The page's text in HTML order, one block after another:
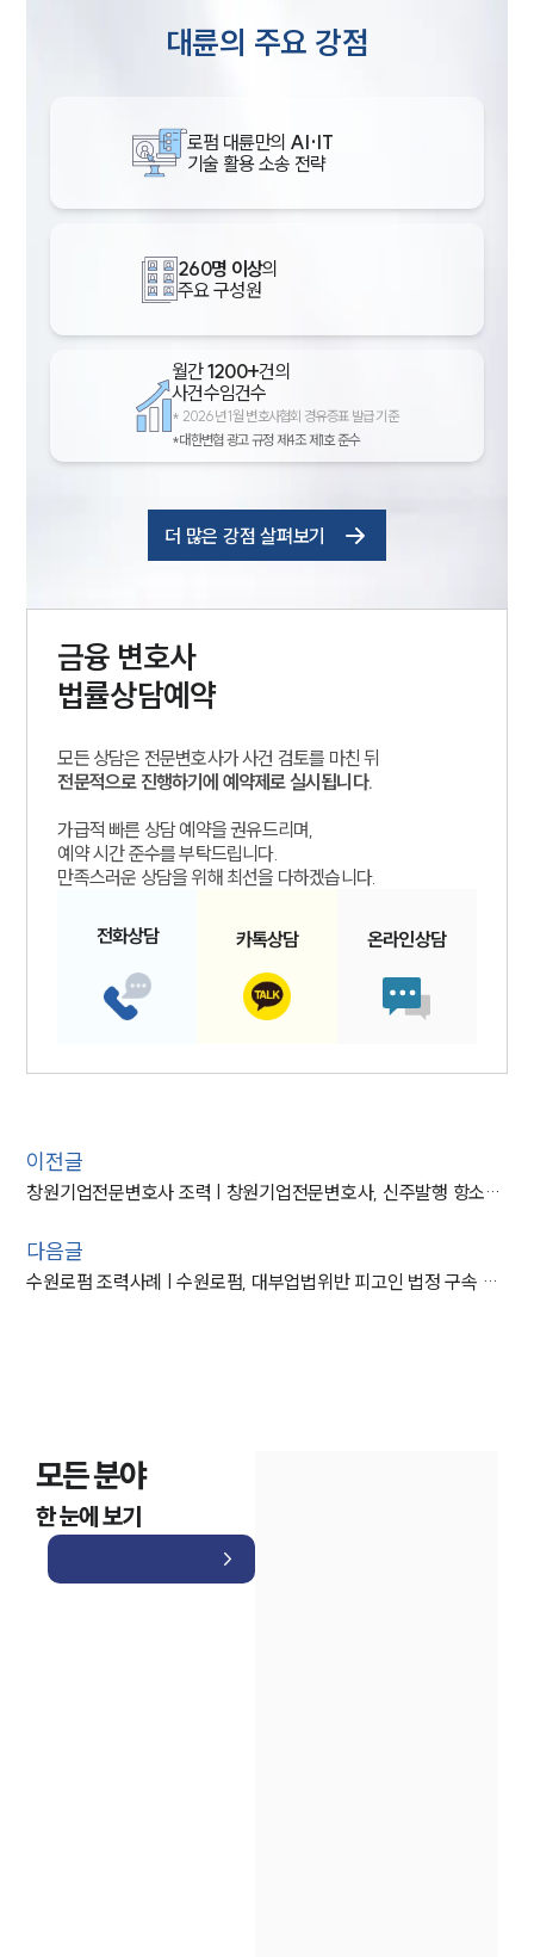
대륜의 주요 강점
로펌 대륜만의 AI·IT
기술 활용 소송 전략
260명 이상의
주요 구성원
월간1200+건의
사건수임건수
* 2026년 1월 변호사협회 경유증표 발급 기준
*대한변협 광고 규정 제4조 제1호 준수
더 많은 강점 살펴보기
금융 변호사
법률상담예약
모든 상담은 전문변호사가 사건 검토를 마친 뒤
전문적으로 진행하기에 예약제로 실시됩니다.
가급적 빠른 상담 예약을 권유드리며,
예약 시간 준수를 부탁드립니다.
만족스러운 상담을 위해 최선을 다하겠습니다.
전화상담 카톡상담 온라인상담
이전글
창원기업전문변호사 조력 | 창원기업전문변호사, 신주발행 항소로 1심 판결 취소 성공
다음글
수원로펌 조력사례 | 수원로펌, 대부업법위반 피고인 법정 구속 방어 성공
모든 분야
한 눈에 보기